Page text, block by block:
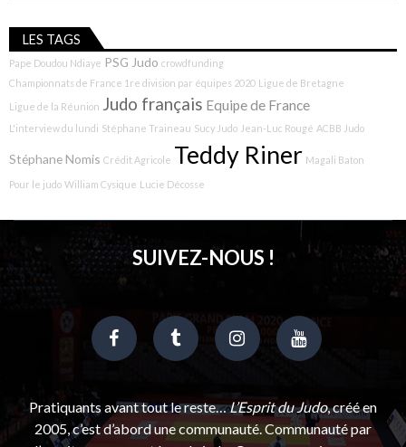
LES TAGS
Pape Doudou Ndiaye PSG Judo crowdfunding
Championnats de France 1re division par équipes 2020 Ligue de Bretagne
Ligue de la Réunion Judo français Equipe de France
L'interview du lundi Stéphane Traineau Sucy Judo Jean-Luc Rougé ACBB Judo
Stéphane Nomis Crédit Agricole Teddy Riner Magali Baton
Pour le judo William Cysique Lucie Décosse
SUIVEZ-NOUS !
Pratiquants avant tout le reste…L’Esprit du Judo, créé en
2005, c’est d’abord une communauté. Communauté par